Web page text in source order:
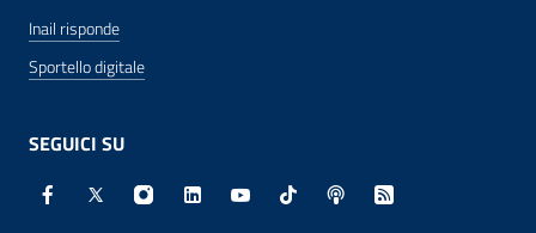
Inail risponde
Sportello digitale
SEGUICI SU
Facebook - Sito esterno - Apertura in nuova finestra
X - Sito esterno - Apertura in nuova finestra
Instagram - Sito esterno - Apertura in
Linkedin - Sito esterno - Apertura in
Youtube - Sito esterno -
TikTok - Sito esterno -
Spreaker - Sito
Feed RSS -